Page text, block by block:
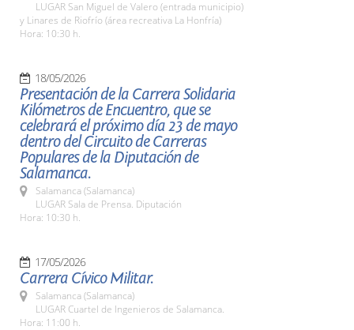
LUGAR San Miguel de Valero (entrada municipio)
y Linares de Riofrío (área recreativa La Honfría)
Hora: 10:30 h.
18/05/2026
Presentación de la Carrera Solidaria
Kilómetros de Encuentro, que se
celebrará el próximo día 23 de mayo
dentro del Circuito de Carreras
Populares de la Diputación de
Salamanca.
Salamanca (Salamanca)
LUGAR Sala de Prensa. Diputación
Hora: 10:30 h.
17/05/2026
Carrera Cívico Militar.
Salamanca (Salamanca)
LUGAR Cuartel de Ingenieros de Salamanca.
Hora: 11:00 h.